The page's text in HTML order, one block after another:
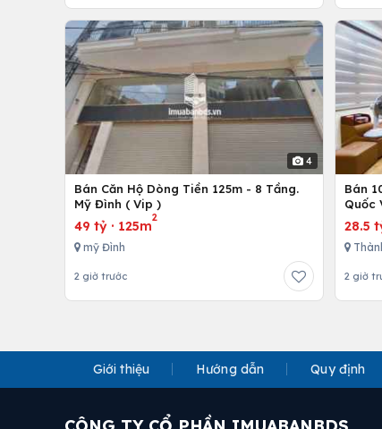
4
Bán Căn Hộ Dòng Tiền 125m - 8 Tầng.
Mỹ Đình ( Vip )
49 tỷ · 125m
2
mỹ Đình
2 giờ trước
Bán
Quốc
28.5
2 giờ
Giới thiệu Hướng dẫn Quy định